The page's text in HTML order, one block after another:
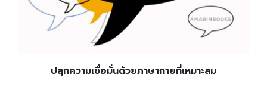
ปลุกความเชื่อมั่นด้วยภาษากายที่เหมาะสม